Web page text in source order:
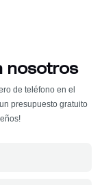
nosotros
de teléfono en el
presupuesto gratuito